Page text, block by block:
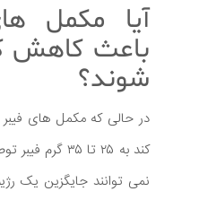
آیا مکمل
باعث کاهش
شوند؟
در حالی که مکمل های
کند به ۲۵ تا ۳۵
نمی توانند جایگزین یک